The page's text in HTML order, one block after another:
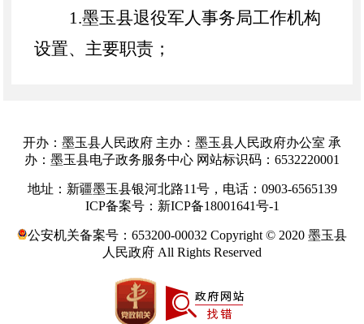
1.墨玉县退役军人事务局工作机构
设置、主要职责；
3.墨玉县退役军人事务局政府信息
公开工作报告；
（二）公开渠道
政府网站：墨玉县人民政府门户
https://www. myx
公开时限
开办：墨玉县人民政府 主办：墨玉县人民政府办公室 承
办：墨玉县电子政务服务中心 网站标识码：6532220001
地址：新疆墨玉县银河北路11号，电话：0903-6565139
ICP备案号：新ICP备18001641号-1
公安机关备案号：653200-00032 Copyright © 2020 墨玉县
人民政府 All Rights Reserved